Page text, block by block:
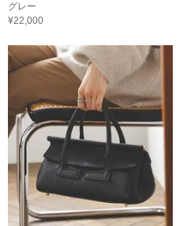
グレー
¥22,000